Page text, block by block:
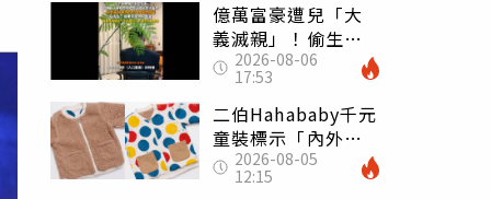
億萬富豪遭兒「大
義滅親」！偷生子
怕曝光 竟盜鄰居
身份辦假證落戶
2026-08-06
17:53
二伯Hahababy千元
童裝標示「內外層
皆純棉」 SGS檢
測證明：內裡100%
2026-08-05
12:15